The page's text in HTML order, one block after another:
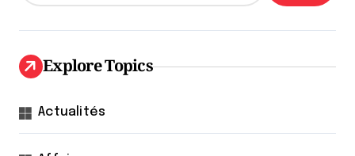
Explore Topics
Actualités